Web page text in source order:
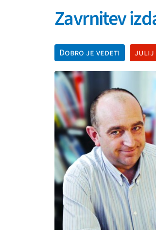
Zavrnitev
Dobro je vedeti julij